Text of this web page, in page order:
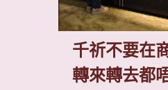
千祈不要在
轉來轉去都